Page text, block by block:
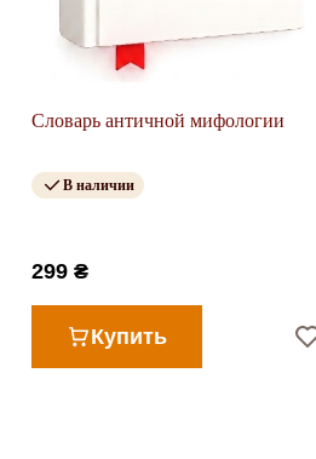
Словарь античной мифологии
В наличии
299 ₴
Купить